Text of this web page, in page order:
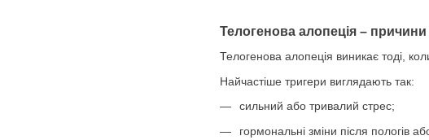
Телогенова алопеція – причини
Телогенова алопеція виникає тоді,
Найчастіше тригери виглядають так:
сильний або тривалий стрес;
гормональні зміни після пологів